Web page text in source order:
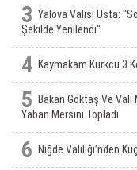
3 Yalova Valisi Usta:
Şekilde Yenilendi"
4 Kaymakam Kürkcü 3
5
Bakan Göktaş Ve
Yaban Mersini Topladı
6 Niğde Valiliği’nden